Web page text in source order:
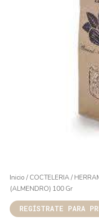
Inicio / COCTELERIA/
(ALMENDRO) 100 Gr
REGÍSTRATE PARA